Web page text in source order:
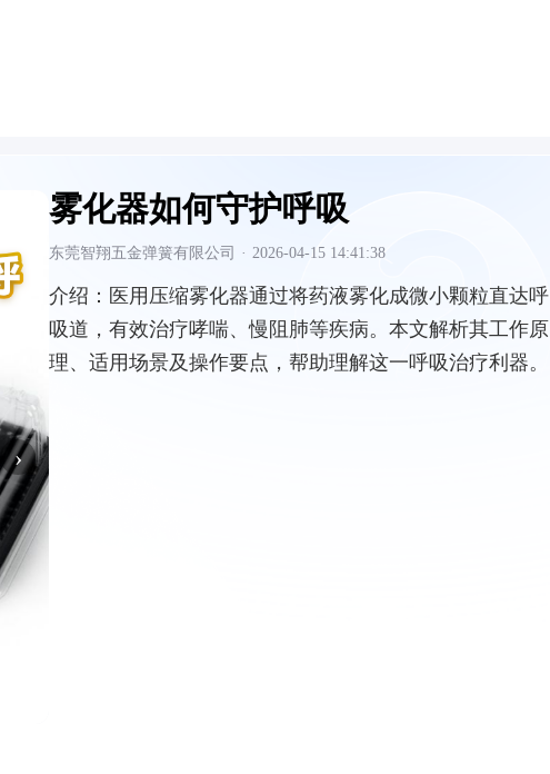
›
雾化器如何守护呼吸
东莞智翔五金弹簧有限公司 · 2026-04-15 14:41:38
介绍： 医用压缩雾化器通过将药液雾化成微小颗粒直达呼
吸道，有效治疗哮喘、慢阻肺等疾病。本文解析其工作原
理、适用场景及操作要点，帮助理解这一呼吸治疗利器。